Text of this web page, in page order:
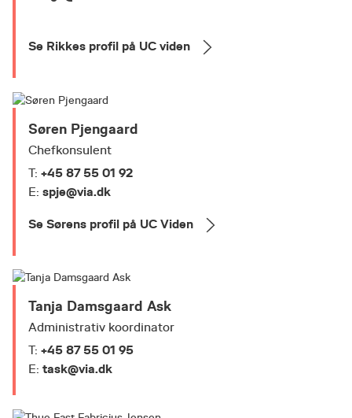
Se Rikkes profil på UC viden
Søren Pjengaard
Chefkonsulent
T: +45 87 55 01 92
E: spje@via.dk
Se Sørens profil på UC Viden
Tanja Damsgaard Ask
Administrativ koordinator
T: +45 87 55 01 95
E: task@via.dk